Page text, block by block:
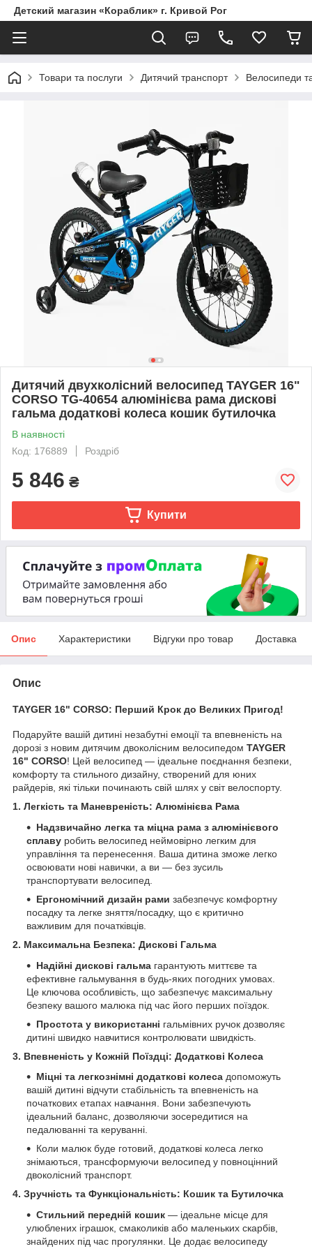
Детский магазин «Кораблик» г. Кривой Рог
Товари та послуги Дитячий транспорт Велосипеди
Дитячий двухколісний велосипед TAYGER 16"
CORSO TG-40654 алюмінієва рама дискові
гальма додаткові колеса кошик бутилочка
В наявності
Код: 176889
Роздріб
5 846 ₴
Купити
Опис Характеристики Відгуки про товар Доставка
Опис
TAYGER 16" CORSO: Перший Крок до Великих Пригод!
Подаруйте вашій дитині незабутні емоції та впевненість на
дорозі з новим дитячим двоколісним велосипедом TAYGER
16" CORSO! Цей велосипед — ідеальне поєднання безпеки,
комфорту та стильного дизайну, створений для юних
райдерів, які тільки починають свій шлях у світ велоспорту.
1. Легкість та Маневреність: Алюмінієва Рама
Надзвичайно легка та міцна рама з алюмінієвого
сплаву робить велосипед неймовірно легким для
управління та перенесення. Ваша дитина зможе легко
освоювати нові навички, а ви — без зусиль
транспортувати велосипед.
Ергономічний дизайн рами забезпечує комфортну
посадку та легке зняття/посадку, що є критично
важливим для початківців.
2. Максимальна Безпека: Дискові Гальма
Надійні дискові гальма гарантують миттєве та
ефективне гальмування в будь-яких погодних умовах.
Це ключова особливість, що забезпечує максимальну
безпеку вашого малюка під час його перших поїздок.
Простота у використанні гальмівних ручок дозволяє
дитині швидко навчитися контролювати швидкість.
3. Впевненість у Кожній Поїздці: Додаткові Колеса
Міцні та легкознімні додаткові колеса допоможуть
вашій дитині відчути стабільність та впевненість на
початкових етапах навчання. Вони забезпечують
ідеальний баланс, дозволяючи зосередитися на
педалюванні та керуванні.
Коли малюк буде готовий, додаткові колеса легко
знімаються, трансформуючи велосипед у повноцінний
двоколісний транспорт.
4. Зручність та Функціональність: Кошик та Бутилочка
Стильний передній кошик — ідеальне місце для
улюблених іграшок, смаколиків або маленьких скарбів,
знайдених під час прогулянки. Це додає велосипеду